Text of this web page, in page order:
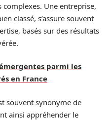
Une entreprise,
classé, s’assure souvent
basés sur des résultats
parmi les
en France
souvent synonyme de
ainsi appréhender le